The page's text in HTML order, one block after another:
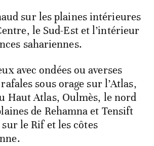
sur les plaines intérieures
le Sud-Est et l’intérieur
sahariennes.
avec ondées ou averses
sous orage sur l’Atlas,
Haut Atlas, Oulmès, le nord
de Rehamna et Tensift
le Rif et les côtes